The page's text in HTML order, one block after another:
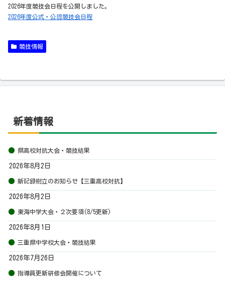
2026年度競技会日程を公開しました。
2026年度公式・公認競技会日程
競技情報
新着情報
県高校対抗大会・競技結果
2026年8月2日
新記録樹立のお知らせ【三重高校対抗】
2026年8月2日
東海中学大会・２次要項(8/5更新)
2026年8月1日
三重県中学校大会・競技結果
2026年7月26日
指導員更新研修会開催について